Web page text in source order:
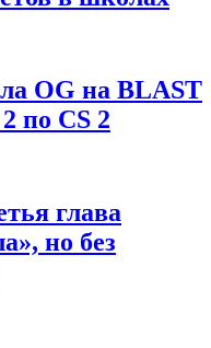
OG на BLAST
по CS 2
глава
но без